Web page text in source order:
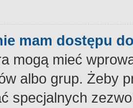
mam dostępu
mogą mieć
albo grup. Żeby
specjalnych